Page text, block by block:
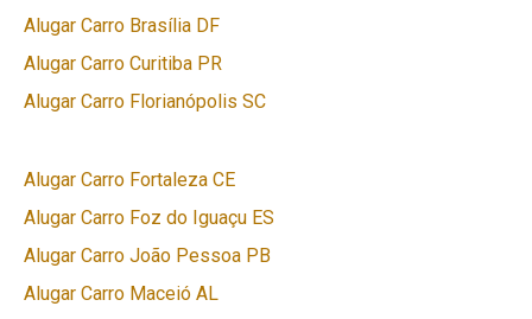
Alugar Carro Brasília DF
Alugar Carro Curitiba PR
Alugar Carro Florianópolis SC
Alugar Carro Fortaleza CE
Alugar Carro Foz do Iguaçu ES
Alugar Carro João Pessoa PB
Alugar Carro Maceió AL